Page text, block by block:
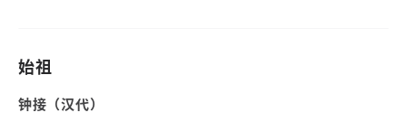
始祖
钟接（汉代）